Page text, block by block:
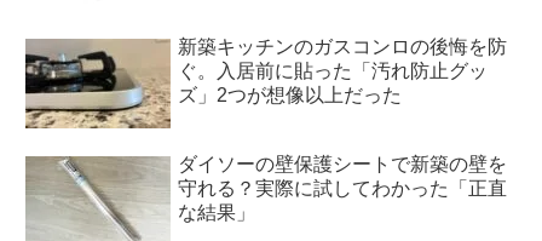
新築キッチンのガスコンロの後悔を防
ぐ。入居前に貼った「汚れ防止グッ
ズ」2つが想像以上だった
ダイソーの壁保護シートで新築の壁を
守れる？実際に試してわかった「正直
な結果」